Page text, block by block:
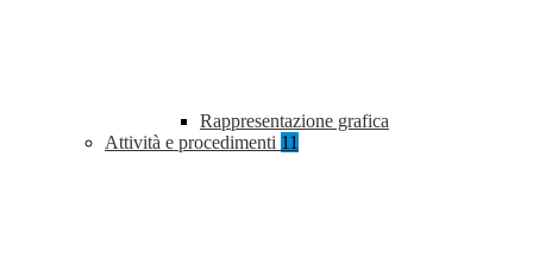
Rappresentazione grafica
Attività e procedimenti 11